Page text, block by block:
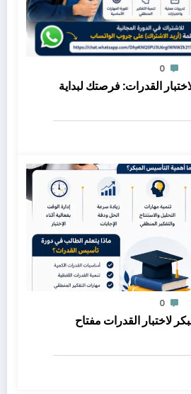
0
القدرات: فرصتك لبداية
0
لاختبار القدرات مفتاح